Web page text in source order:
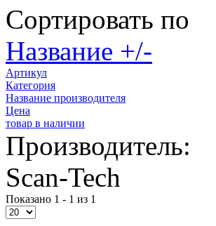
Сортировать по
Название +/-
Артикул
Категория
Название производителя
Цена
товар в наличии
Производитель:
Scan-Tech
Показано 1 - 1 из 1